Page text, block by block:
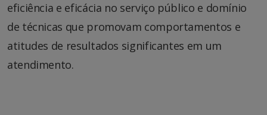
eficiência e eficácia no serviço público e domínio
de técnicas que promovam comportamentos e
atitudes de resultados significantes em um
atendimento.